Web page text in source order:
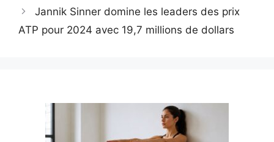
Jannik Sinner domine les leaders des prix
ATP pour 2024 avec 19,7 millions de dollars